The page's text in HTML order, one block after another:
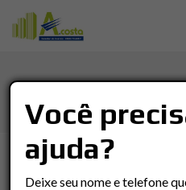
Imóveis Terreno
Você
ajuda?
Deixe seu nome e telefone